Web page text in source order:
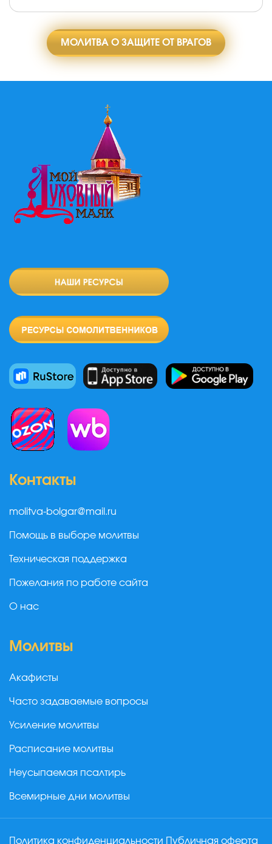
МОЛИТВА О ЗАЩИТЕ ОТ ВРАГОВ
Контакты
molitva-bolgar@mail.ru
Помощь в выборе молитвы
Техническая поддержка
Пожелания по работе сайта
О нас
Молитвы
Акафисты
Часто задаваемые вопросы
Усиление молитвы
Расписание молитвы
Неусыпаемая псалтирь
Всемирные дни молитвы
Политика конфиденциальности Публичная оферта